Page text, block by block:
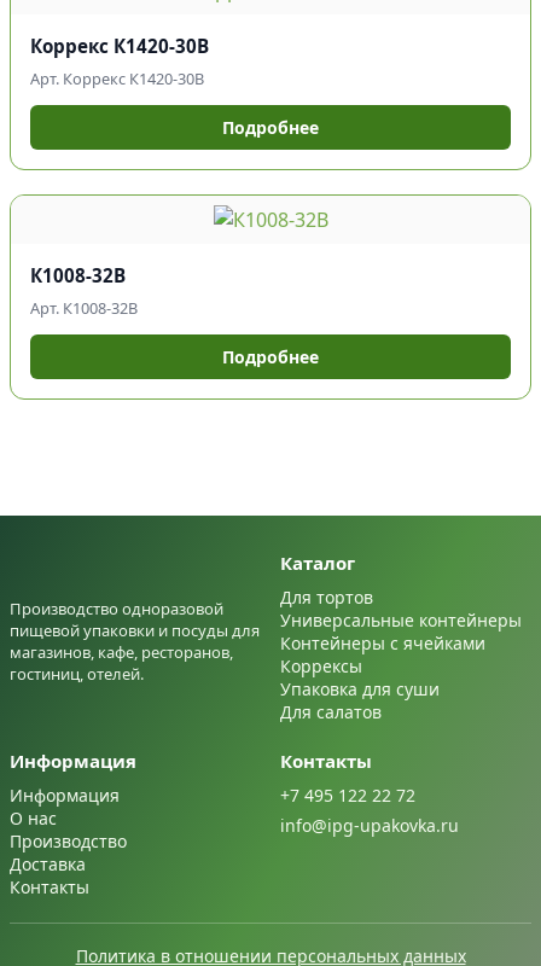
Коррекс К1420-30В
Арт. Коррекс К1420-30В
Подробнее
К1008-32В
Арт. К1008-32В
Подробнее
Производство одноразовой
пищевой упаковки и посуды для
магазинов, кафе, ресторанов,
гостиниц, отелей.
Каталог
Для тортов
Универсальные контейнеры
Контейнеры с ячейками
Коррексы
Упаковка для суши
Для салатов
Информация
Информация
О нас
Производство
Доставка
Контакты
Контакты
+7 495 122 22 72
info@ipg-upakovka.ru
Политика в отношении персональных данных